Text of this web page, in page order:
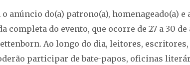
anúncio do(a) patrono(a), homenageado(a) e
completa do evento, que ocorre de 27 a 30 de
Ao longo do dia, leitores, escritores,
participar de bate-papos, oficinas